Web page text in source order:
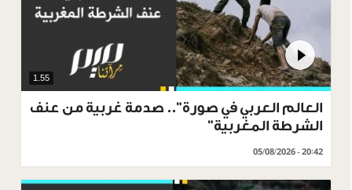
1.55
العالم العربي في صورة".. صدمة غربية من عنف
الشرطة المغربية"
05/08/2026 - 20:42